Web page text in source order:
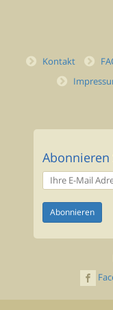
Kontakt
Abonnieren